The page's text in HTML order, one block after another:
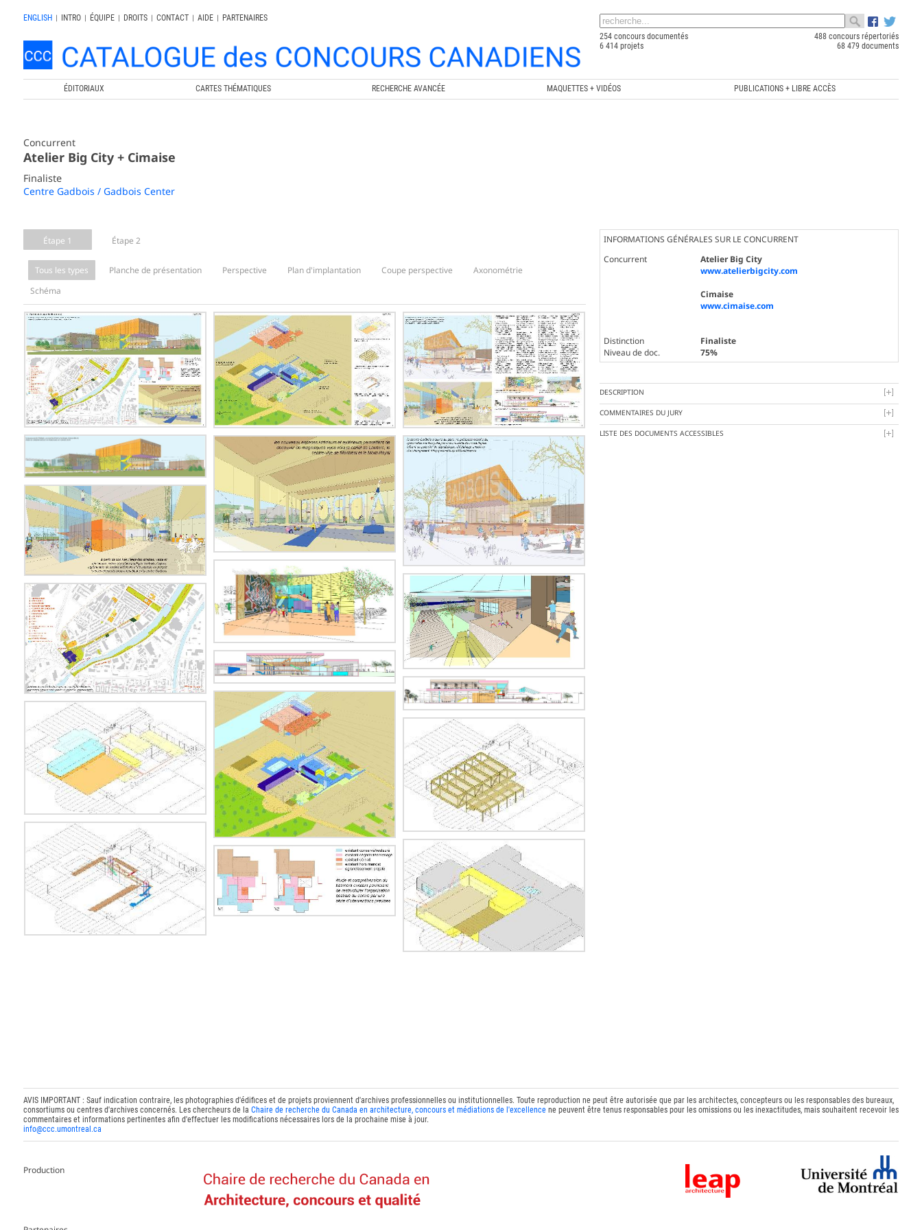
ENGLISH | INTRO | ÉQUIPE | DROITS | CONTACT | AIDE |
PARTENAIRES
254 concours documentés
488 concours répertoriés
6 414 projets
68 479 documents
ÉDITORIAUX CARTES THÉMATIQUES RECHERCHE AVANCÉE MAQUETTES + VIDÉOS PUBLICATIONS + LIBRE ACCÈS
Concurrent
Atelier Big City + Cimaise
Finaliste
Centre Gadbois / Gadbois Center
Étape 1 Étape 2
Tous les types Planche de présentation Perspective Plan d'implantation Coupe perspective
Axonométrie
Schéma
INFORMATIONS GÉNÉRALES SUR LE CONCURRENT
Concurrent
Atelier Big City
www.atelierbigcity.com
Cimaise
www.cimaise.com
Distinction
Finaliste
Niveau de doc.
75%
DESCRIPTION
COMMENTAIRES DU JURY
LISTE DES DOCUMENTS ACCESSIBLES
AVIS IMPORTANT : Sauf indication contraire, les photographies d'édifices et de projets proviennent d'archives professionnelles ou institutionnelles. Toute reproduction ne peut être autorisée que par les architectes, concepteurs ou les responsables des bureaux,
consortiums ou centres d'archives concernés. Les chercheurs de la Chaire de recherche du Canada en architecture, concours et médiations de l'excellencene peuvent être tenus responsables pour les omissions ou les inexactitudes, mais souhaitent recevoir les
commentaires et informations pertinentes afin d'effectuer les modifications nécessaires lors de la prochaine mise à jour.
info@ccc.umontreal.ca
Production